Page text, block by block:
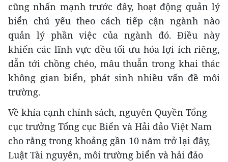
cũng nhấn mạnh trước đây, hoạt động quản lý
biển chủ yếu theo cách tiếp cận ngành nào
quản lý phần việc của ngành đó. Điều này
khiến các lĩnh vực đều tối ưu hóa lợi ích riêng,
dẫn tới chồng chéo, mâu thuẫn trong khai thác
không gian biển, phát sinh nhiều vấn đề môi
trường.
Về khía cạnh chính sách, nguyên Quyền Tổng
cục trưởng Tổng cục Biển và Hải đảo Việt Nam
cho rằng trong khoảng gần 10 năm trở lại đây,
Luật Tài nguyên, môi trường biển và hải đảo